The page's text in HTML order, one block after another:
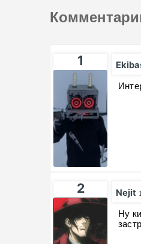
1
2 Nejit
Ну